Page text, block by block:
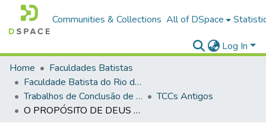
Communities & Collections All of DSpace
Log In
Home
Faculdades Batistas
Faculdade Batista do Rio de Janeiro (FABAT-RJ)
Trabalhos de Conclusão de Curso (TCC)
TCCs Antigos
O PROPÓSITO DE DEUS COM O HOLOCAUSTO: UMA ANÁLISE TEOLÓGICA SOCIAL SOBRE O HUMANO